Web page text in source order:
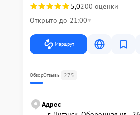
5,0200 оценки
Открыто до 21:00
Маршрут
ОбзорОтзывы 275
Адрес